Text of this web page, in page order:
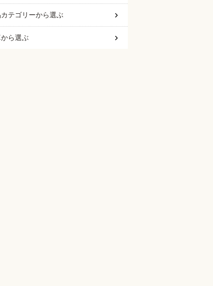
テゴリーから選ぶ
から選ぶ